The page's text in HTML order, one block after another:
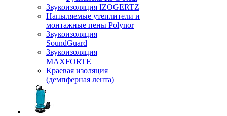
Звукоизоляция IZOGERTZ
Напыляемые утеплители и
монтажные пены Polynor
Звукоизоляция
SoundGuard
Звукоизоляция
MAXFORTE
Краевая изоляция
(демпферная лента)